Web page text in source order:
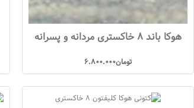
هوکا باند 8 خاکستری مردانه و پسرانه
تومان6.800.000